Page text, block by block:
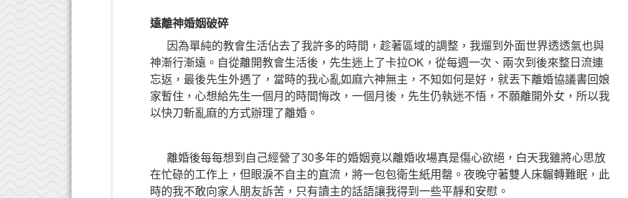
遠離神婚姻破碎
因為單純的教會生活佔去了我許多的時間，趁著區域的調整，我遛到外面世界透透氣也與
神漸行漸遠。自從離開教會生活後，先生迷上了卡拉OK，從每週一次、兩次到後來整日流連
忘返，最後先生外遇了，當時的我心亂如麻六神無主，不知如何是好，就丟下離婚協議書回娘
家暫住，心想給先生一個月的時間悔改，一個月後，先生仍執迷不悟，不願離開外女，所以我
以快刀斬亂麻的方式辦理了離婚。
離婚後每每想到自己經營了30多年的婚姻竟以離婚收場真是傷心欲絕 ，白天我雖將心思放
在忙碌的工作上，但 眼淚不自主的直流，將一包包衛生紙用罄。夜晚守著雙人床輾轉難眠，此
時的我不敢向家人朋友訴苦，只有讀主的話語讓我得到一些平靜和安慰。